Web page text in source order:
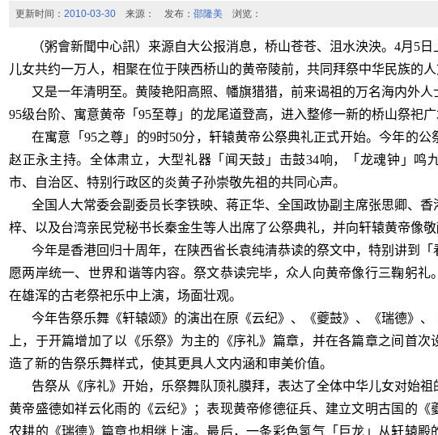
更新时间： 2010-03-30 来源： 发布： 邵隆美 浏览：
（粥會新聞中心訊） 来源自大公报消息，桥山苍苍、沮水泱泱。 4月 5
儿女共约一万人，相聚在位于陕西桥山的黄帝陵前，共同拜祭中华民族的人
又是一年清明至。黄陵艳阳高照、幡旗猎猎，前来谒祖的万名海内外
95级台阶、寓意黄帝「 95至尊」的龙尾道登高，进入整修一新的桥山祭祀广
在寓意「 95之尊」的9时50分，轩辕黄帝公祭典礼正式开始。今年的公
赵正永主持。全体肃立，大型礼器「闻天鼓」击鼓34响，「龙魂钟」鸣
市、自治区、特别行政区的炎黄子孙崇敬先祖的共同心声。
全国人大常委会副委员长李铁映、蒋正华、全国政协副主席张思卿、
梓、以及台湾亲民党秘书长秦金生等人出席了公祭典礼，并向轩辕黄帝像敬
今年是香港回归十周年，在陕西省长袁纯清恭读的祭文中，特别讲到
愿两岸统一、世界和谐等内容。祭文恭读完毕，众人向黄帝像行三鞠躬礼
在雄浑的古老祭祀乐中上演，场面壮观。
今年告祭乐舞《轩辕颂》的演出在原《云纪》、《夔鼓》、《瑞德》
上，于开篇增加了以《乐祭》为主的《序礼》篇章，并在各篇章之间首次
造了新的告祭乐舞样式，使其更具人文内涵和审美价值。
告祭从《序礼》开始，乐祭舞队顶礼膜拜，表达了全体中华儿女对始
黄帝盛德如祥云化雨的《云纪》；表现黄帝修德征兵、建立文明古国的《
农耕的《瑞德》篇章也相继上演。最后，一条彩色氢气「巨龙」从轩辕殿